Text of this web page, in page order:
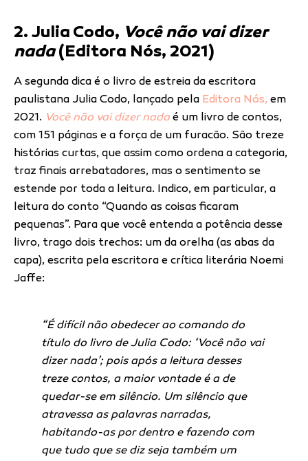
2. Julia Codo, Você não vai dizer
nada(Editora Nós, 2021)
A segunda dica é o livro de estreia da escritora
paulistana Julia Codo, lançado pela Editora Nós, em
2021. Você não vai dizer nada é um livro de contos,
com 151 páginas e a força de um furacão. São treze
histórias curtas, que assim como ordena a categoria,
traz finais arrebatadores, mas o sentimento se
estende por toda a leitura. Indico, em particular, a
leitura do conto “Quando as coisas ficaram
pequenas”. Para que você entenda a potência desse
livro, trago dois trechos: um da orelha (as abas da
capa), escrita pela escritora e crítica literária Noemi
Jaffe:
“É difícil não obedecer ao comando do
título do livro de Julia Codo: ‘Você não vai
dizer nada’; pois após a leitura desses
treze contos, a maior vontade é a de
quedar-se em silêncio. Um silêncio que
atravessa as palavras narradas,
habitando-as por dentro e fazendo com
que tudo que se diz seja também um